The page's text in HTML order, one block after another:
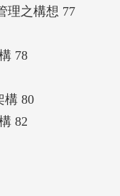
、車道不明與車
系統，具備異常
、趟次風險分數
協助客運業者即
對性管理。此系
供主管機關一套
理之構想 77
78
構 80
82